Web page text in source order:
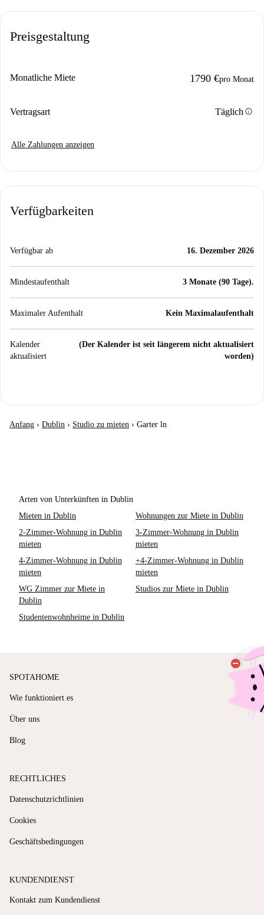
Preisgestaltung
Monatliche Miete 1790 €pro Monat
Vertragsart Täglichinfo
Alle Zahlungen anzeigen
Verfügbarkeiten
Verfügbar ab 16. Dezember 2026
Mindestaufenthalt 3 Monate (90 Tage).
Maximaler Aufenthalt Kein Maximalaufenthalt
Kalender
aktualisiert
(Der Kalender ist seit längerem nicht aktualisiert
worden)
Anfang › Dublin › Studio zu mieten › Garter ln
Arten von Unterkünften in Dublin
Mieten in Dublin
Wohnungen zur Miete in Dublin
2-Zimmer-Wohnung in Dublin
mieten
3-Zimmer-Wohnung in Dublin
mieten
4-Zimmer-Wohnung in Dublin
mieten
+4-Zimmer-Wohnung in Dublin
mieten
WG Zimmer zur Miete in
Dublin
Studios zur Miete in Dublin
Studentenwohnheime in Dublin
SPOTAHOME
Wie funktioniert es
Über uns
Blog
RECHTLICHES
Datenschutzrichtlinien
Cookies
Geschäftsbedingungen
KUNDENDIENST
Kontakt zum Kundendienst